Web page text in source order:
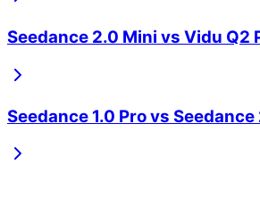
Seedance 2.0 Mini vs Vidu Q2
Seedance 1.0 Provs Seedance